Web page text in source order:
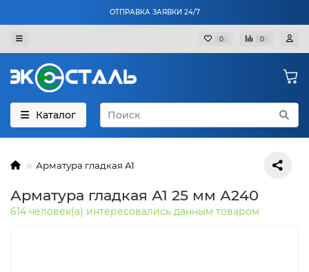
ОТПРАВКА ЗАЯВКИ 24/7
0 0
Каталог
Арматура гладкая А1
Арматура гладкая А1 25 мм А240
614 человек(а) интересовались данным товаром